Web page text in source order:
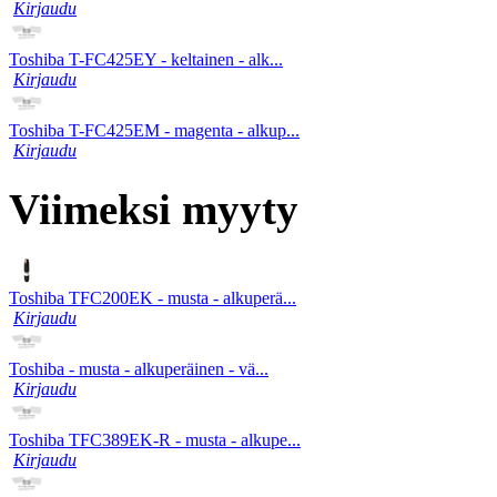
Kirjaudu
Toshiba T-FC425EY - keltainen - alk...
Kirjaudu
Toshiba T-FC425EM - magenta - alkup...
Kirjaudu
Viimeksi myyty
Toshiba TFC200EK - musta - alkuperä...
Kirjaudu
Toshiba - musta - alkuperäinen - vä...
Kirjaudu
Toshiba TFC389EK-R - musta - alkupe...
Kirjaudu